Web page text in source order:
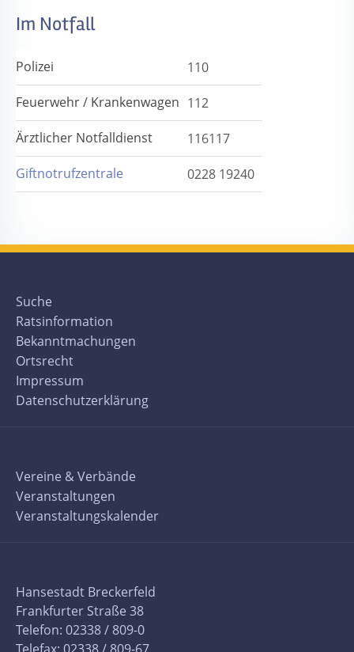
Im Notfall
Polizei
110
Feuerwehr / Krankenwagen 112
Ärztlicher Notfalldienst
116117
Giftnotrufzentrale
0228 19240
Suche
Ratsinformation
Bekanntmachungen
Ortsrecht
Impressum
Datenschutzerklärung
Vereine & Verbände
Veranstaltungen
Veranstaltungskalender
Hansestadt Breckerfeld
Frankfurter Straße 38
Telefon: 02338 / 809-0